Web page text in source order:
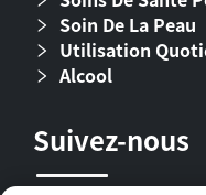
Soin De La Peau
Utilisation
Alcool
Suivez-nous